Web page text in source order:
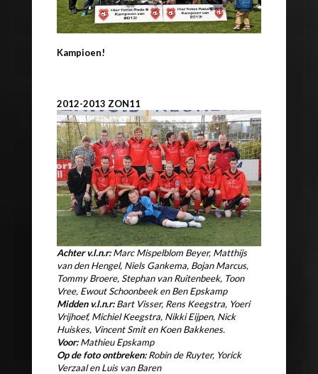
Kampioen!
2012-2013 ZON11
Achter v.l.n.r:Marc Mispelblom Beyer, Matthijs
van den Hengel, Niels Gankema, Bojan Marcus,
Tommy Broere, Stephan van Ruitenbeek, Toon
Vree, Ewout Schoonbeek en Ben Epskamp
Midden v.l.n.r:Bart Visser, Rens Keegstra, Yoeri
Vrijhoef, Michiel Keegstra, Nikki Eijpen, Nick
Huiskes, Vincent Smit en Koen Bakkenes.
Voor:Mathieu Epskamp
Op de foto ontbreken:Robin de Ruyter, Yorick
Verzaal en Luis van Baren